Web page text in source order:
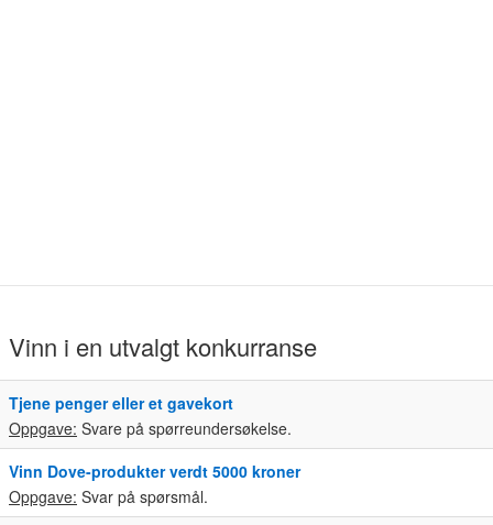
Vinn i en utvalgt konkurranse
Tjene penger eller et gavekort
Oppgave: Svare på spørreundersøkelse.
Vinn Dove-produkter verdt 5000 kroner
Oppgave: Svar på spørsmål.